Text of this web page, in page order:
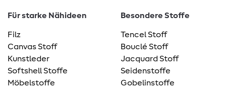
Für starke Nähideen
Filz
Canvas Stoff
Kunstleder
Softshell Stoffe
Möbelstoffe
Besondere Stoffe
Tencel Stoff
Bouclé Stoff
Jacquard Stoff
Seidenstoffe
Gobelinstoffe